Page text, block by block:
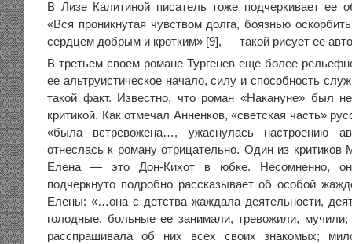
В Лизе Калитиной писатель тоже подчеркивает ее
«Вся проникнутая чувством долга, боязнью
сердцем добрым и кротким» [9], — такой рисует ее
В третьем своем романе Тургенев еще более
ее альтруистическое начало, силу и способность
такой факт. Известно, что роман «Накануне» был
критикой. Как отмечал Анненков, «светская часть»
«была встревожена…, ужаснулась настроению
отнеслась к роману отрицательно. Один из критиков
Елена — это Дон-Кихот в юбке. Несомненно,
подчеркнуто подробно рассказывает об особой
Елены: «…она с детства жаждала деятельности,
голодные, больные ее занимали, тревожили,
расспрашивала об них всех своих знакомых;